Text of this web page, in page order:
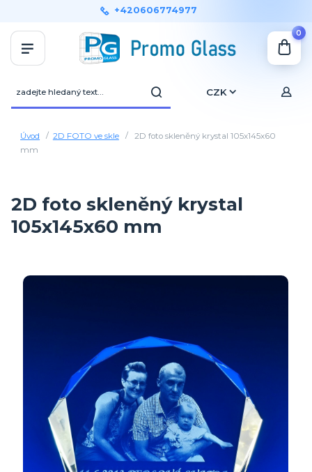
CZK
+420606774977
0
Úvod 2D FOTO ve skle
2D foto skleněný krystal 105x145x60
mm
2D foto skleněný krystal
105x145x60 mm